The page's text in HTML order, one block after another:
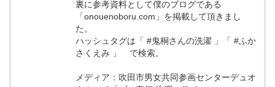
裏に参考資料として僕のブログである
「onouenoboru.com」を掲載して頂きまし
た。
ハッシュタグは「 #鬼桐さんの洗濯 」「 #ふか
さくえみ 」 で検索。
メディア：吹田市男女共同参画センターデュオ